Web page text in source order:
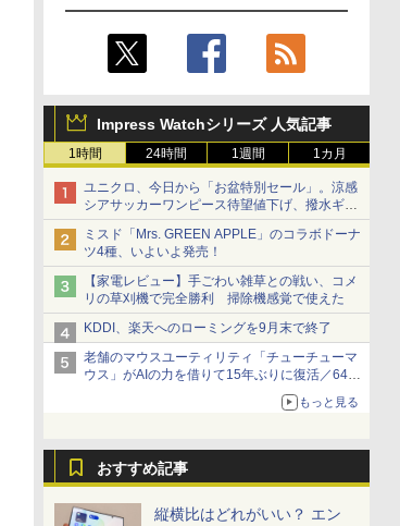
Impress Watchシリーズ 人気記事
1時間 24時間 1週間 1カ月
ユニクロ、今日から「お盆特別セール」。涼感
シアサッカーワンピース待望値下げ、撥水ギア
ショーツは1990円に
ミスド「Mrs. GREEN APPLE」のコラボドーナ
ツ4種、いよいよ発売！
【家電レビュー】手ごわい雑草との戦い、コメ
リの草刈機で完全勝利 掃除機感覚で使えた
KDDI、楽天へのローミングを9月末で終了
老舗のマウスユーティリティ「チューチューマ
ウス」がAIの力を借りて15年ぶりに復活／64bit
化、Windows 10/11、「Chrome」も走り回
る。復活記念で2026年末まで500円
もっと見る
おすすめ記事
縦横比はどれがいい？ エン